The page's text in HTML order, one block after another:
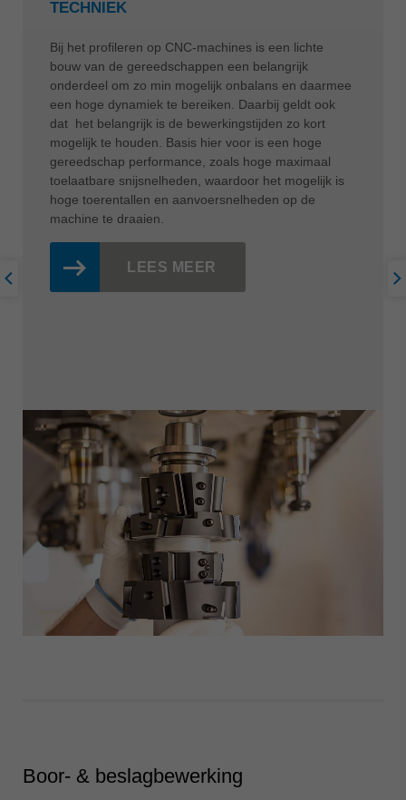
TECHNIEK
Bij het profileren op CNC-machines is een lichte
bouw van de gereedschappen een belangrijk
onderdeel om zo min mogelijk onbalans en daarmee
een hoge dynamiek te bereiken. Daarbij geldt ook
dat het belangrijk is de bewerkingstijden zo kort
mogelijk te houden. Basis hier voor is een hoge
gereedschap performance, zoals hoge maximaal
toelaatbare snijsnelheden, waardoor het mogelijk is
hoge toerentallen en aanvoersnelheden op de
machine te draaien.
LEES MEER
Boor- & beslagbewerking